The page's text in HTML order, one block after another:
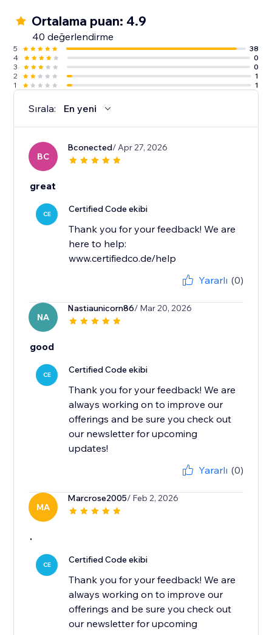
Ortalama puan: 4.9
40 değerlendirme
5
38
4
0
3
0
2
1
1
1
Sırala: En yeni
BC
Bconected/ Apr 27, 2026
great
CE Certified Code ekibi
Thank you for your feedback! We are
here to help:
www.certifiedco.de/help
Yararlı (0)
NA
Nastiaunicorn86/ Mar 20, 2026
good
CE Certified Code ekibi
Thank you for your feedback! We are
always working on to improve our
offerings and be sure you check out
our newsletter for upcoming
updates!
Yararlı (0)
MA
Marcrose2005/ Feb 2, 2026
.
CE Certified Code ekibi
Thank you for your feedback! We are
always working on to improve our
offerings and be sure you check out
our newsletter for upcoming